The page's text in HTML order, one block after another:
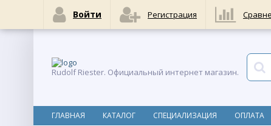
Rudolf Riester. Официальный интернет магазин.
ГЛАВНАЯ КАТАЛОГ СПЕЦИАЛИЗАЦИЯ ОПЛАТА
Войти Регистрация